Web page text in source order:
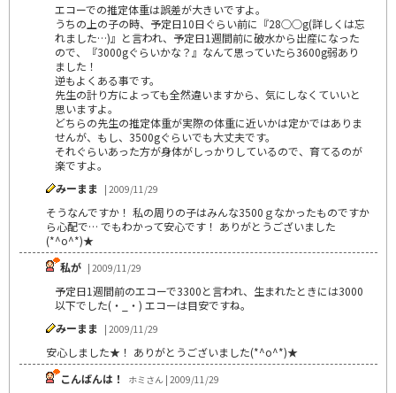
エコーでの推定体重は誤差が大きいですよ。
うちの上の子の時、予定日10日ぐらい前に『28○○g(詳しくは忘
れました…)』と言われ、予定日1週間前に破水から出産になった
ので、『3000gぐらいかな？』なんて思っていたら3600g弱あり
ました！
逆もよくある事です。
先生の計り方によっても全然違いますから、気にしなくていいと
思いますよ。
どちらの先生の推定体重が実際の体重に近いかは定かではありま
せんが、もし、3500gぐらいでも大丈夫です。
それぐらいあった方が身体がしっかりしているので、育てるのが
楽ですよ。
みーまま
| 2009/11/29
そうなんですか！ 私の周りの子はみんな3500ｇなかったものですか
ら心配で… でもわかって安心です！ ありがとうございました
(*^o^*)★
私が | 2009/11/29
予定日1週間前のエコーで3300と言われ、生まれたときには3000
以下でした(・_・) エコーは目安ですね。
みーまま
| 2009/11/29
安心しました★！ ありがとうございました(*^o^*)★
こんばんは！
ホミさん | 2009/11/29